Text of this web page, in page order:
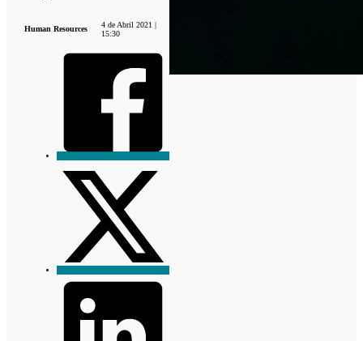
Human Resources
4 de Abril 2021 |
15:30